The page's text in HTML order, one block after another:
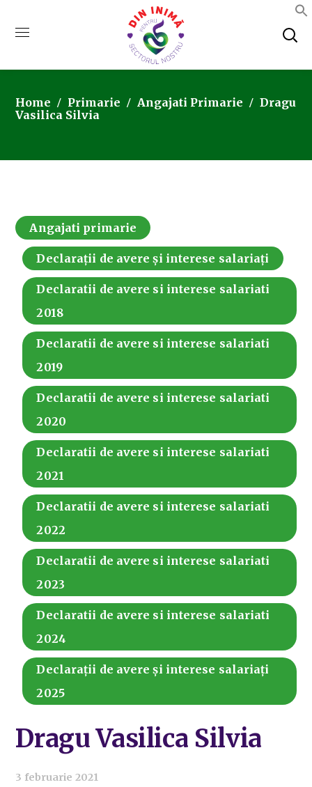
Home Primarie Angajati Primarie
Dragu
Vasilica Silvia
Angajati primarie
Declarații de avere și interese salariați
Declaratii de avere si interese salariati
2018
Declaratii de avere si interese salariati
2019
Declaratii de avere si interese salariati
2020
Declaratii de avere si interese salariati
2021
Declaratii de avere si interese salariati
2022
Declaratii de avere si interese salariati
2023
Declaratii de avere si interese salariati
2024
Declarații de avere și interese salariați
2025
Dragu Vasilica Silvia
3 februarie 2021